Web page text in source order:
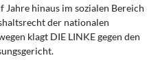
hinaus im sozialen Bereich
der nationalen
klagt DIE LINKE gegen den